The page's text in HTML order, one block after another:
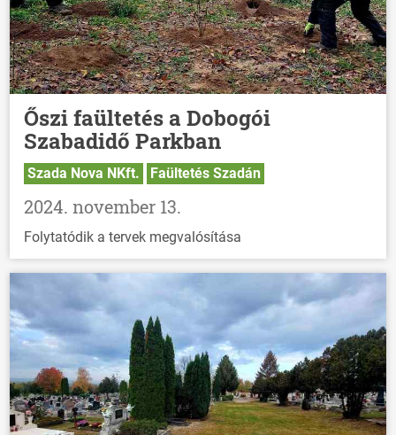
Őszi faültetés a Dobogói
Szabadidő Parkban
Szada Nova NKft. Faültetés Szadán
2024. november 13.
Folytatódik a tervek megvalósítása